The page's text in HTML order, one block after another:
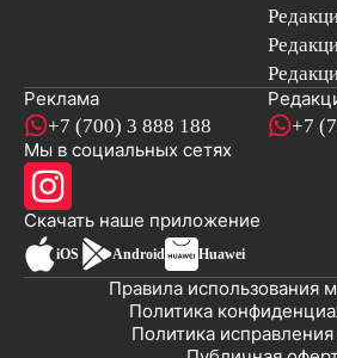
Реклама
+7 (700) 3 888 188 +7
Мы в социальных сетях
Скачать наше приложениеновостей
iOS Android Huawei
Политика
Политика
Правила использования